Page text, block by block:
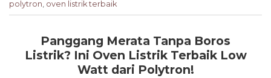
polytron oven listrik terbaik
Panggang Merata Tanpa Boros
Listrik? Ini Oven Listrik Terbaik Low
Watt dari Polytron!